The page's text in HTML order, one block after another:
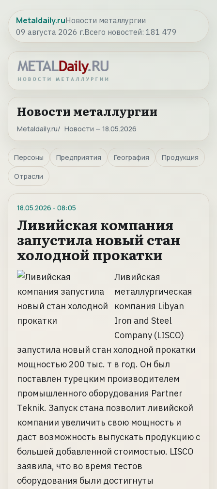
Metaldaily.ruНовости металлургии
09 августа 2026 г.Всего новостей: 181 479
Новости металлургии
Metaldaily.ru Новости — 18.05.2026
Персоны Предприятия География Продукция
Отрасли
18.05.2026 - 08:05
Ливийская компания
запустила новый стан
холодной прокатки
Ливийская
металлургическая
компания Libyan
Iron and Steel
Company (LISCO)
запустила новый стан холодной прокатки
мощностью 200 тыс. т в год. Он был
поставлен турецким производителем
промышленного оборудования Partner
Teknik. Запуск стана позволит ливийской
компании увеличить свою мощность и
даст возможность выпускать продукцию с
большей добавленной стоимостью. LISCO
заявила, что во время тестов
оборудования были достигнуты